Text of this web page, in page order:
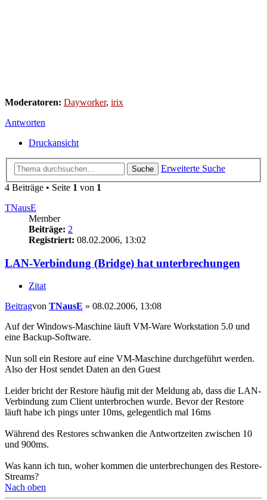
Moderatoren: Dayworker, irix
Antworten
Druckansicht
Suche
Erweiterte Suche
4 Beiträge • Seite 1 von 1
TNausE
Member
Beiträge: 2
Registriert: 08.02.2006, 13:02
LAN-Verbindung (Bridge) hat unterbrechungen
Zitat
Beitragvon TNausE » 08.02.2006, 13:08
Auf der Windows-Maschine läuft VM-Ware Workstation 5.0 und
eine Backup-Software.
Nun soll ein Restore auf eine VM-Maschine durchgeführt werden.
Also der Host sendet Daten an den Guest
Leider bricht der Restore häufig mit der Meldung ab, dass die LAN-
Verbindung zum Client unterbrochen wurde. Bevor der Restore
läuft habe ich pings unter 10ms, gelegentlich mal 16ms
Während des Restores schwanken die Antwortzeiten zwischen 10
und 900ms.
Was kann ich tun, woher kommen die unterbrechungen des Restore-
Streams?
Nach oben